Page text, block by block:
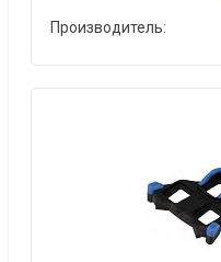
Производитель: